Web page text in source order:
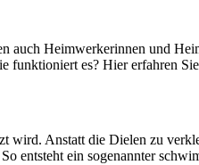
Heimwerkerinnen und
es? Hier erfahren
Anstatt die Dielen zu
entsteht ein sogenannter